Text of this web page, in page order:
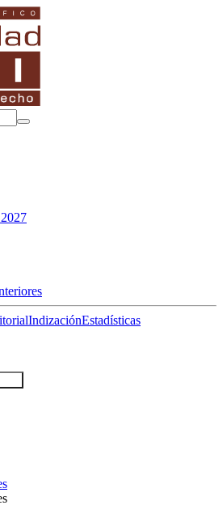
IndizaciónEstadísticas